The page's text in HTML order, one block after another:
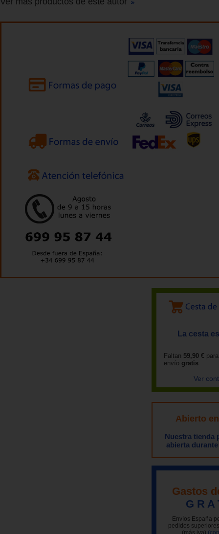
La cesta
Faltan 59,90 €
envío gratis
Ver
Abierto
Nuestra tienda
abierta
Gastos
G R A
Envíos España
pedidos